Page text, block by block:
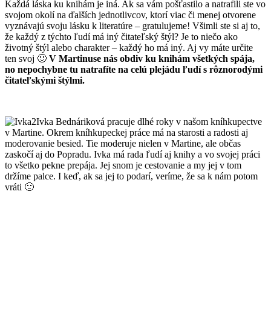
Každá láska ku knihám je iná. Ak sa vám pošťastilo a natrafili ste vo
svojom okolí na ďalších jednotlivcov, ktorí viac či menej otvorene
vyznávajú svoju lásku k literatúre – gratulujeme! Všimli ste si aj to,
že každý z týchto ľudí má iný čitateľský štýl? Je to niečo ako
životný štýl alebo charakter – každý ho má iný. Aj vy máte určite
ten svoj 🙂 V Martinuse nás obdiv ku knihám všetkých spája,
no nepochybne tu natrafíte na celú plejádu ľudí s rôznorodými
čitateľskými štýlmi.
Ivka Bednáriková pracuje dlhé roky v našom kníhkupectve
v Martine. Okrem kníhkupeckej práce má na starosti a radosti aj
moderovanie besied. Tie moderuje nielen v Martine, ale občas
zaskočí aj do Popradu. Ivka má rada ľudí aj knihy a vo svojej práci
to všetko pekne prepája. Jej snom je cestovanie a my jej v tom
držíme palce. I keď, ak sa jej to podarí, veríme, že sa k nám potom
vráti 🙂